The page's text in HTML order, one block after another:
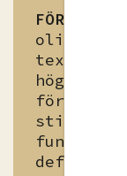
olika
texter